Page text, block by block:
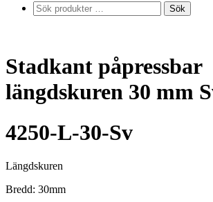
Sök
efter:
Sök
Stadkant påpressbar
längdskuren 30 mm
4250-L-30-Sv
Längdskuren
Bredd: 30mm